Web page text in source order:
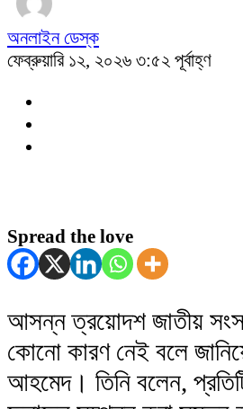
অনলাইন ডেস্ক
ফেব্রুয়ারি ১২, ২০২৬ ৩:৫২ পূর্বাহ্ণ
Spread the love
আসন্ন ত্রয়োদশ জাতীয়
কোনো কারণ নেই বলে
আহমেদ। তিনি বলেন,